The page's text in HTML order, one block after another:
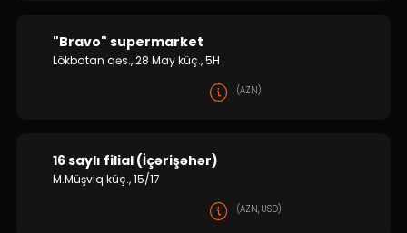
"Bravo" supermarket
Lökbatan qəs., 28 May küç., 5H
(AZN)
16 saylı filial (İçərişəhər)
M.Müşviq küç., 15/17
(AZN, USD)